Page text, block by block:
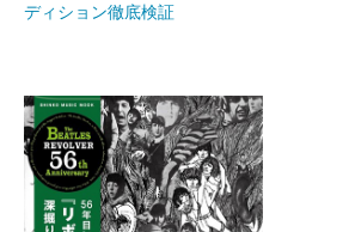
ディション徹底検証